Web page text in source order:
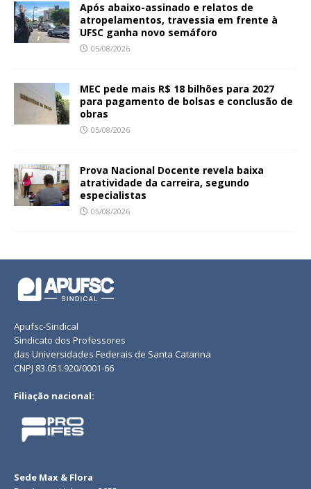
Após abaixo-assinado e relatos de
atropelamentos, travessia em frente à
UFSC ganha novo semáforo
05/08/2026
MEC pede mais R$ 18 bilhões para 2027
para pagamento de bolsas e conclusão de
obras
05/08/2026
Prova Nacional Docente revela baixa
atratividade da carreira, segundo
especialistas
05/08/2026
Apufsc-Sindical
Sindicato dos Professores
das Universidades Federais de Santa Catarina
CNPJ 83.051.920/0001-66
Filiação nacional:
Sede Max & Flora